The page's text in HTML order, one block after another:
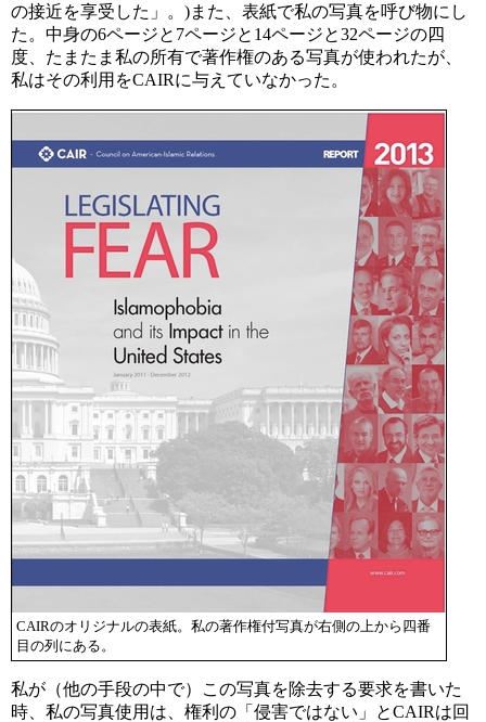
の接近を享受した」。)また、表紙で私の写真を呼び物にし
た。中身の6ページと7ページと14ページと32ページの四
度、たまたま私の所有で著作権のある写真が使われたが、
私はその利用をCAIRに与えていなかった。
CAIRのオリジナルの表紙。私の著作権付写真が右側の上から四番
目の列にある。
私が（他の手段の中で）この写真を除去する要求を書いた
時、私の写真使用は、権利の「侵害ではない」とCAIRは回